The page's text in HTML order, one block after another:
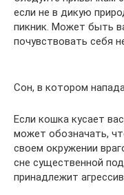
если не в дикую
пикник. Может быть
почувствовать себя
Сон, в котором
Если кошка кусает
может обозначать,
своем окружении
сне существенной
принадлежит